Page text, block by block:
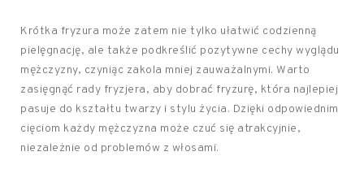
Krótka fryzura może zatem nie tylko ułatwić codzienną
pielęgnację, ale także podkreślić pozytywne cechy wyglądu
mężczyzny, czyniąc zakola mniej zauważalnymi. Warto
zasięgnąć rady fryzjera, aby dobrać fryzurę, która najlepiej
pasuje do kształtu twarzy i stylu życia. Dzięki odpowiednim
cięciom każdy mężczyzna może czuć się atrakcyjnie,
niezależnie od problemów z włosami.